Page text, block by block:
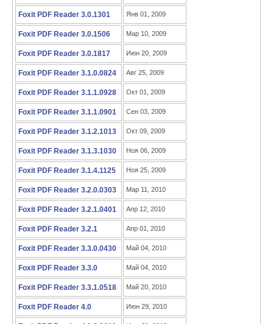
Foxit PDF Reader 3.0.1301 Янв 01, 2009
Foxit PDF Reader 3.0.1506 Мар 10, 2009
Foxit PDF Reader 3.0.1817 Июн 20, 2009
Foxit PDF Reader 3.1.0.0824 Авг 25, 2009
Foxit PDF Reader 3.1.1.0928 Окт 01, 2009
Foxit PDF Reader 3.1.1.0901 Сен 03, 2009
Foxit PDF Reader 3.1.2.1013 Окт 09, 2009
Foxit PDF Reader 3.1.3.1030 Ноя 06, 2009
Foxit PDF Reader 3.1.4.1125 Ноя 25, 2009
Foxit PDF Reader 3.2.0.0303 Мар 11, 2010
Foxit PDF Reader 3.2.1.0401 Апр 12, 2010
Foxit PDF Reader 3.2.1 Апр 01, 2010
Foxit PDF Reader 3.3.0.0430 Май 04, 2010
Foxit PDF Reader 3.3.0 Май 04, 2010
Foxit PDF Reader 3.3.1.0518 Май 20, 2010
Foxit PDF Reader 4.0 Июн 29, 2010